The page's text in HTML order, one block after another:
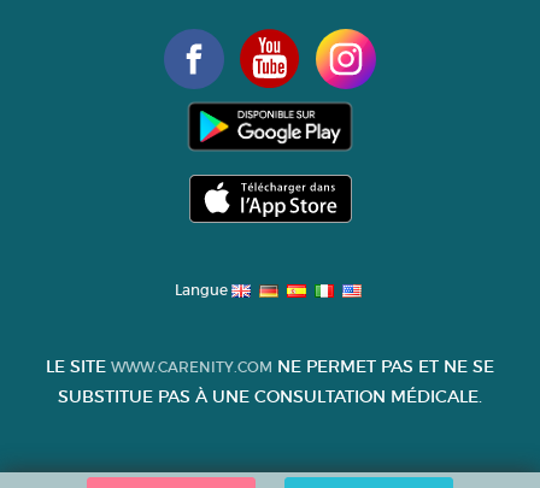
Langue
LE SITE WWW.CARENITY.COM NE PERMET PAS ET NE SE
SUBSTITUE PAS À UNE CONSULTATION MÉDICALE.